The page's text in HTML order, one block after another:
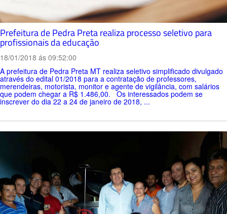
Prefeitura de Pedra Preta realiza processo seletivo para
profissionais da educação
18/01/2018 ás 09:52:00
A prefeitura de Pedra Preta MT realiza seletivo simplificado divulgado
através do edital 01/2018 para a contratação de professores,
merendeiras, motorista, monitor e agente de vigilância, com salários
que podem chegar a R$ 1.486,00. Os interessados podem se
inscrever do dia 22 a 24 de janeiro de 2018, ...